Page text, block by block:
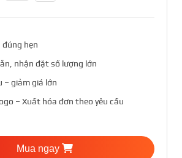
đúng hẹn
nhận đặt số lượng lớn
– giảm giá lớn
– Xuất hóa đơn theo yêu cầu
Mua ngay